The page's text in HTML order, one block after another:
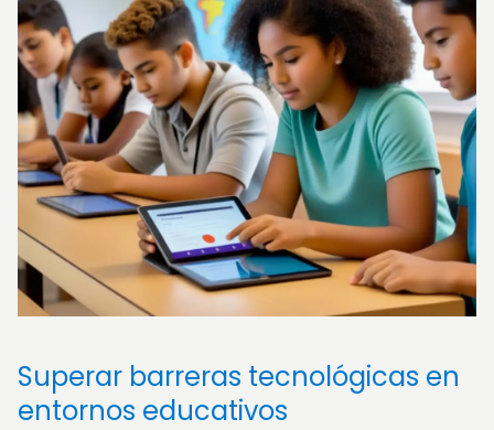
Superar barreras tecnológicas en
entornos educativos